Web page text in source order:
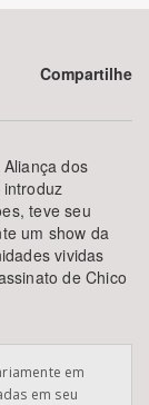
BUSCAR
Compartilhe
dos
teve seu
um show da
vividas
de Chico
em
em seu